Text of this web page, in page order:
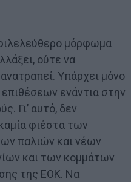
μόρφωμα
ούτε να
Υπάρχει μόνο
ενάντια στην
Γι’ αυτό, δεν
φιέστα των
παλιών και νέων
και των κομμάτων
της ΕΟΚ. Να